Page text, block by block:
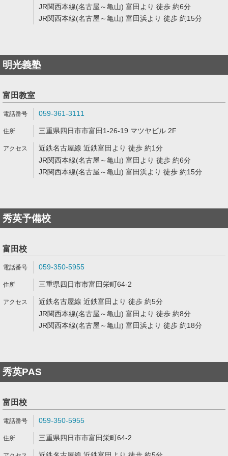
JR関西本線(名古屋～亀山) 富田より 徒歩 約6分
JR関西本線(名古屋～亀山) 富田浜より 徒歩 約15分
明光義塾
富田教室
059-361-3111
三重県四日市市富田1-26-19 マツヤビル 2F
近鉄名古屋線 近鉄富田より 徒歩 約1分
JR関西本線(名古屋～亀山) 富田より 徒歩 約6分
JR関西本線(名古屋～亀山) 富田浜より 徒歩 約15分
秀英予備校
富田校
059-350-5955
三重県四日市市富田栄町64-2
近鉄名古屋線 近鉄富田より 徒歩 約5分
JR関西本線(名古屋～亀山) 富田より 徒歩 約8分
JR関西本線(名古屋～亀山) 富田浜より 徒歩 約18分
秀英PAS
富田校
059-350-5955
三重県四日市市富田栄町64-2